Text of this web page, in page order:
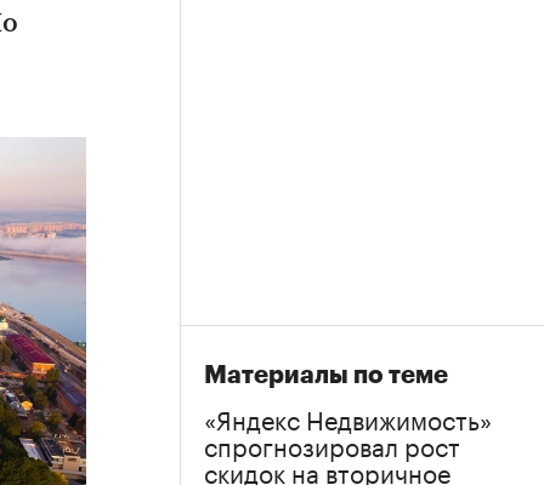
Материалы по теме
«Яндекс Недвижимость»
спрогнозировал рост
скидок на вторичное